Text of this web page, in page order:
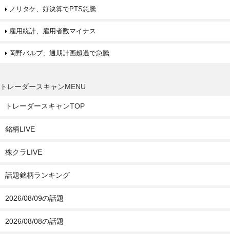
ノリタケ、好決算でPTS急騰
雇用統計、雇用者数マイナス
岡野バルブ、通期計画超過で急騰
トレーダースキャンMENU
トレーダースキャンTOP
銘柄LIVE
株クラLIVE
話題銘柄ランキング
2026/08/09の話題
2026/08/08の話題